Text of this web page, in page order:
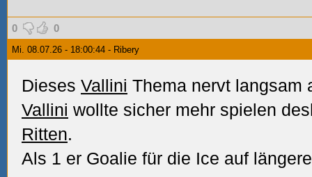
0 0
Mi. 08.07.26 - 18:00:44 - Ribery
Dieses Vallini Thema nervt langsam
Vallini wollte sicher mehr spielen
Ritten.
Als 1 er Goalie für die Ice auf